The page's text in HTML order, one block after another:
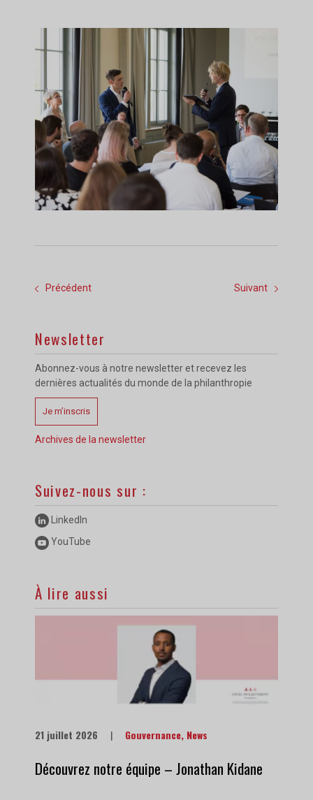
Précédent Suivant
Newsletter
Abonnez-vous à notre newsletter et recevez les
dernières actualités du monde de la philanthropie
Je m’inscris
Archives de la newsletter
Suivez-nous sur :
LinkedIn
YouTube
À lire aussi
21 juillet 2026 | Gouvernance, News
Découvrez notre équipe – Jonathan Kidane